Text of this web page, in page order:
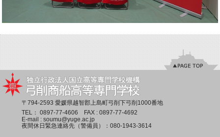
〒794-2593 愛媛県越智郡上島町弓削下弓削1000番地
TEL： 0897-77-4606 FAX : 0897-77-4692
E-mail : soumu@yuge.ac.jp
夜間休日緊急連絡先（警備員）： 080-1943-3614